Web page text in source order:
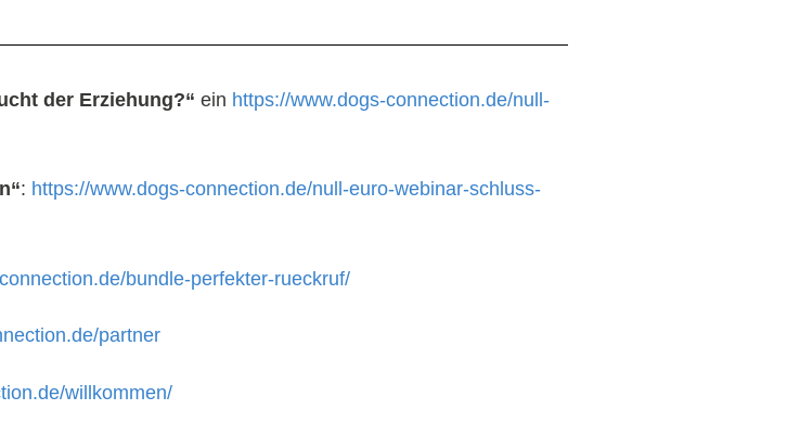
der Erziehung?“ ein https://www.dogs-connection.de/null-
: https://www.dogs-connection.de/null-euro-webinar-schluss-
bundle-perfekter-rueckruf/
partner
willkommen/